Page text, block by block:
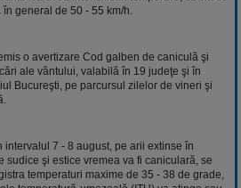
în general de 50 - 55 km/h.
o avertizare Cod galben de caniculă şi
ale vântului, valabilă în 19 judeţe şi în
Bucureşti, pe parcursul zilelor de vineri şi
intervalul 7 - 8 august, pe arii extinse în
sudice şi estice vremea va fi caniculară, se
temperaturi maxime de 35 - 38 de grade,